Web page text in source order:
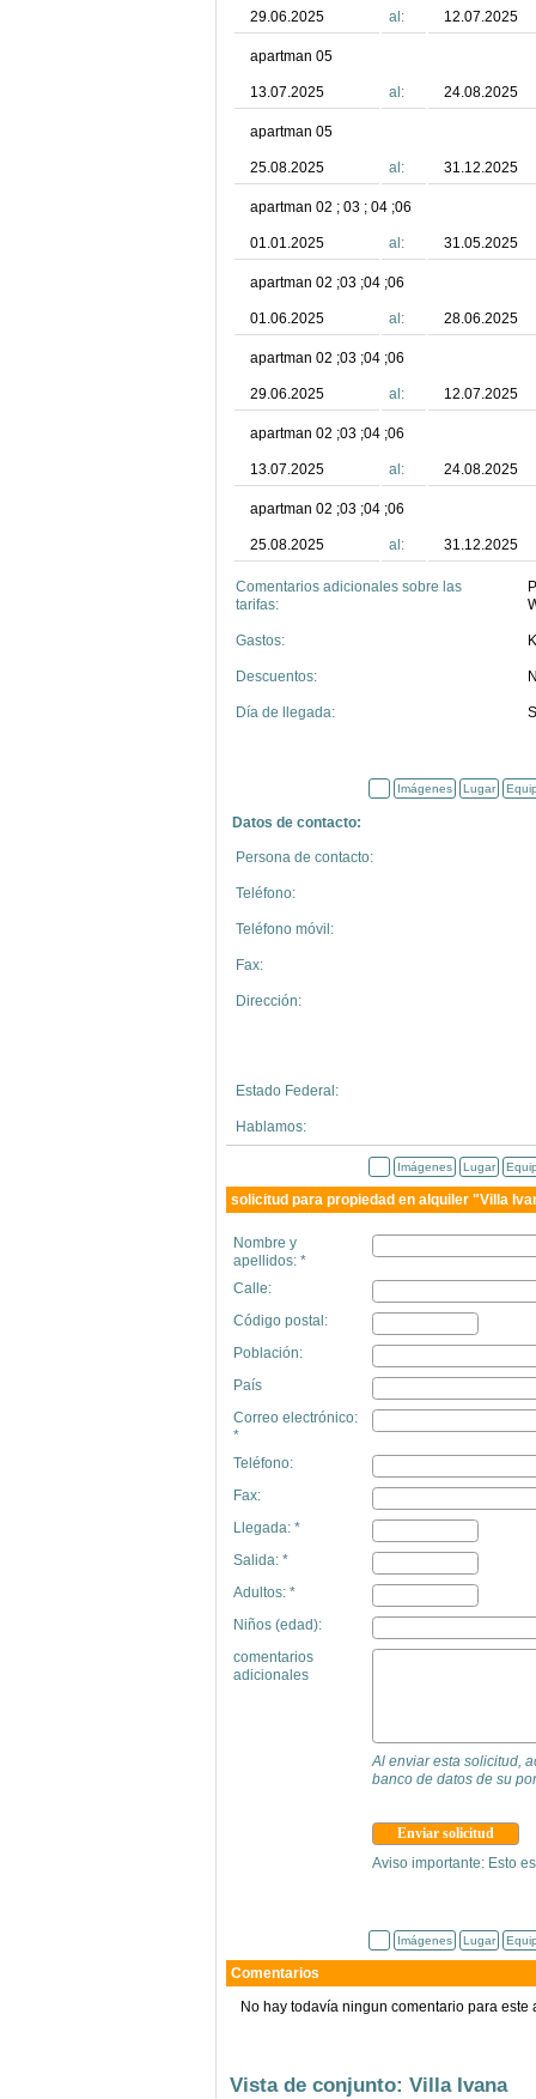
29.06.2025 al: 12.07.2025
apartman 05
13.07.2025 al: 24.08.2025
apartman 05
25.08.2025 al: 31.12.2025
apartman 02 ; 03 ; 04 ;06
01.01.2025 al: 31.05.2025
apartman 02 ;03 ;04 ;06
01.06.2025 al: 28.06.2025
apartman 02 ;03 ;04 ;06
29.06.2025 al: 12.07.2025
apartman 02 ;03 ;04 ;06
13.07.2025 al: 24.08.2025
apartman 02 ;03 ;04 ;06
25.08.2025 al: 31.12.2025
Comentarios adicionales sobre las
tarifas:
Gastos:
Descuentos:
Día de llegada:
Imágenes Lugar
Datos de contacto:
Persona de contacto:
Teléfono:
Teléfono móvil:
Fax:
Dirección:
Estado Federal:
Hablamos:
Imágenes Lugar
solicitud para propiedad en alquiler "Villa
Nombre y
apellidos: *
Calle:
Código postal:
Población:
País
Correo electrónico:
*
Teléfono:
Fax:
Llegada: *
Salida: *
Adultos: *
Niños (edad):
comentarios
adicionales
Al enviar esta solicitud,
banco de datos de su
Aviso importante: Esto
Imágenes Lugar
Comentarios
No hay todavía ningun comentario para este
Vista de conjunto: Villa Ivana